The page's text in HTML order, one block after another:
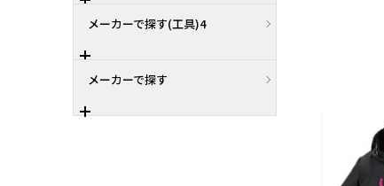
メーカーで探す(工具)4
メーカーで探す